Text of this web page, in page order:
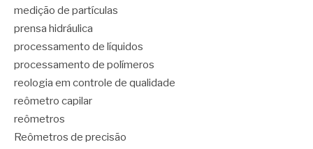
medição de partículas
prensa hidráulica
processamento de líquidos
processamento de polímeros
reologia em controle de qualidade
reômetro capilar
reômetros
Reômetros de precisão